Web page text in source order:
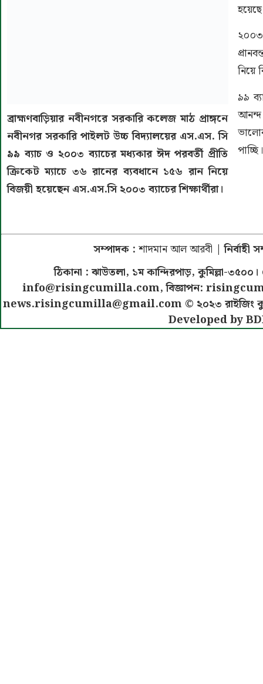
ব্রাহ্মণবাড়িয়ার নবীনগরে সরকারি কলেজ মাঠ প্রাঙ্গনে
নবীনগর সরকারি পাইলট উচ্চ বিদ্যালয়ের এস.এস. সি
৯৯ ব্যাচ ও ২০০৩ ব্যাচের মধ্যকার ঈদ পরবর্তী প্রীতি
ক্রিকেট ম্যাচে ৩৬ রানের ব্যবধানে ১৫৬ রান নিয়ে
বিজয়ী হয়েছেন এস.এস.সি ২০০৩ ব্যাচের শিক্ষার্থীরা।
নিয়ে
৯৯
পাচ্ছি।
সম্পাদক : শাদমান আল আরবী | নির্বাহী
ঠিকানা : ঝাউতলা, ১ম কান্দিরপাড়, কুমিল্লা-
info@risingcumilla.com, বিজ্ঞাপন:
news.risingcumilla@gmail.com © ২০২৩ রাইজিং
Developed by